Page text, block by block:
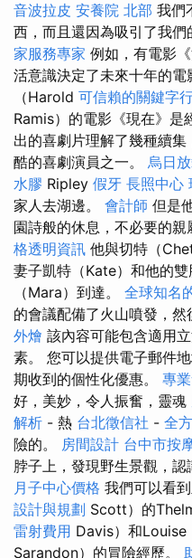
音波拉皮 安養院 北部 我們
西，而且還因為吸引了我們
家服務專家 例如，有電影
活意識決定了未來十年的電
（Harold 可信賴的關鍵字
Ramis）的電影《現在》
出的喜劇片理解了幾種續
酷的喜劇演員之一。 烏日
水膠 Ripley 假牙 長照中心
家人去湖邊。 會計師 但是
園詩般的休息，不必要的親
格透明資訊 他與切特（
妻子凱特（Kate）和他的
（Mara）到達。 全球知名
的會議配備了火山噴發，然
外燴 該內容可能包含適用
素。 您可以提供電子郵件
期收到的個性化優惠。 專
好，美妙，令人振奮，靈魂
解析 - 熱 台北徵信社 - 全
險的。 房間設計 台中市按
脖子上，發現野生景觀，認
月子中心價格 我們可以看
設計與規劃 Scott）的
雷射費用 Davis）和Louise
Sarandon）的冒險經歷。